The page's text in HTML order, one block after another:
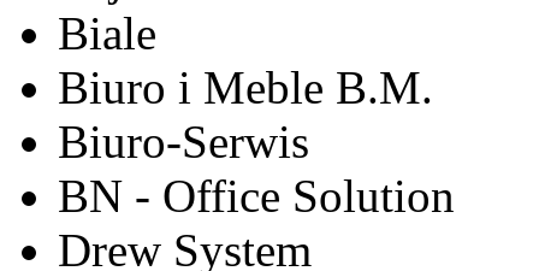
Biale
Biuro i Meble B.M.
Biuro-Serwis
BN - Office Solution
Drew System